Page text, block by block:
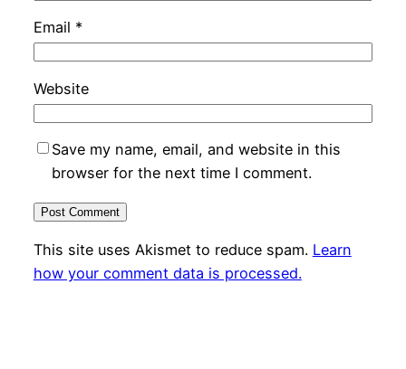
Email *
Website
Save my name, email, and website in this
browser for the next time I comment.
This site uses Akismet to reduce spam. Learn
how your comment data is processed.